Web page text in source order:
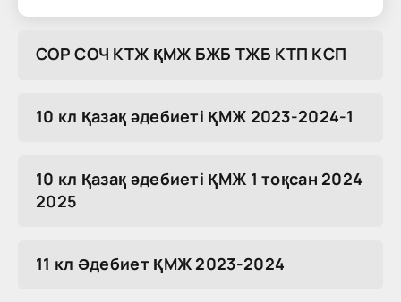
COP COЧ KTЖ ҚMЖ БЖБ TЖБ KTП KCП
10 кл Қазақ әдебиеті ҚМЖ 2023-2024-1
10 кл Қазақ әдебиеті ҚМЖ 1 тоқсан 2024
2025
11 кл Әдебиет ҚМЖ 2023-2024